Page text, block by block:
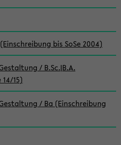
bis SoSe 2004)
/ B.Sc.|B.A.
15)
/ Ba (Einschreibung